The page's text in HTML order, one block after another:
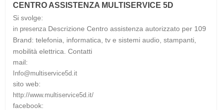
CENTRO ASSISTENZA MULTISERVICE 5D
Si svolge:
in presenza Descrizione Centro assistenza autorizzato per 109
Brand: telefonia, informatica, tv e sistemi audio, stampanti,
mobilità elettrica. Contatti
mail:
Info@multiservice5d.it
sito web:
http://www.multiservice5d.it/
facebook: